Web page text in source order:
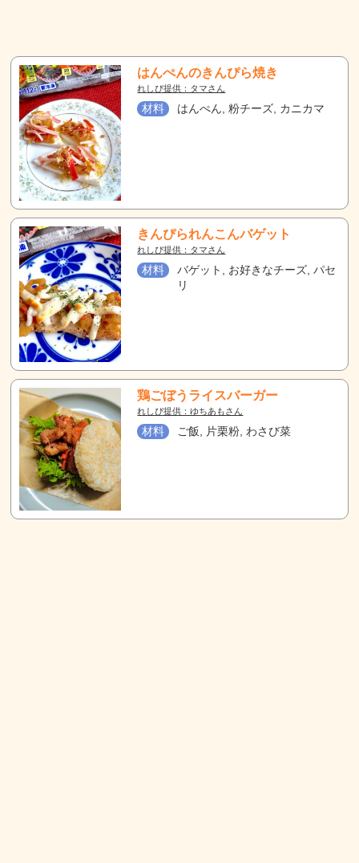
はんぺんのきんぴら焼き
れしぴ提供：タマさん
材料 はんぺん, 粉チーズ, カニカマ
きんぴられんこんバゲット
れしぴ提供：タマさん
材料
バゲット, お好きなチーズ, パセ
リ
鶏ごぼうライスバーガー
れしぴ提供：ゆちあもさん
材料 ご飯, 片栗粉, わさび菜